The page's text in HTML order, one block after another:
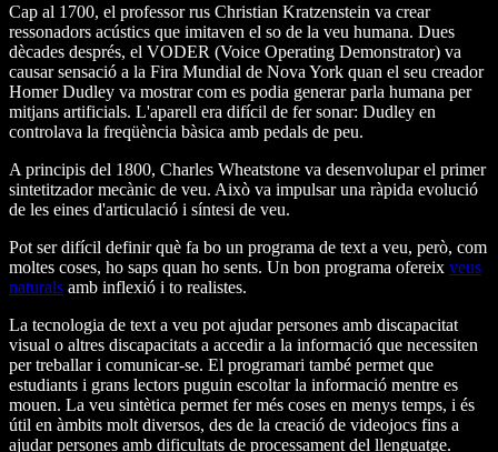
Cap al 1700, el professor rus Christian Kratzenstein va crear
ressonadors acústics que imitaven el so de la veu humana. Dues
dècades després, el VODER (Voice Operating Demonstrator) va
causar sensació a la Fira Mundial de Nova York quan el seu creador
Homer Dudley va mostrar com es podia generar parla humana per
mitjans artificials. L'aparell era difícil de fer sonar: Dudley en
controlava la freqüència bàsica amb pedals de peu.
A principis del 1800, Charles Wheatstone va desenvolupar el primer
sintetitzador mecànic de veu. Això va impulsar una ràpida evolució
de les eines d'articulació i síntesi de veu.
Pot ser difícil definir què fa bo un programa de text a veu, però, com
moltes coses, ho saps quan ho sents. Un bon programa ofereix veus
naturals amb inflexió i to realistes.
La tecnologia de text a veu pot ajudar persones amb discapacitat
visual o altres discapacitats a accedir a la informació que necessiten
per treballar i comunicar-se. El programari també permet que
estudiants i grans lectors puguin escoltar la informació mentre es
mouen. La veu sintètica permet fer més coses en menys temps, i és
útil en àmbits molt diversos, des de la creació de videojocs fins a
ajudar persones amb dificultats de processament del llenguatge.